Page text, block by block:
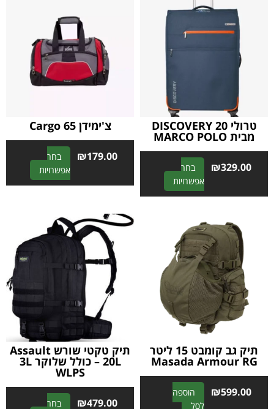
v
טרולי DISCOVERY 20
מבית MARCO POLO
₪329.00
בחר
אפשרויות
l
t
v
צ'ימידן Cargo 65
₪179.00
בחר
אפשרויות
l
n
t
v
e
:
תיק גב קומבט 15 ליטר
Masada Armour RG
₪599.00
הוספה
לסל
A
תיק טקטי שורש Assault
20L – כולל שלוקר 3L
WLPS
₪479.00
בחר